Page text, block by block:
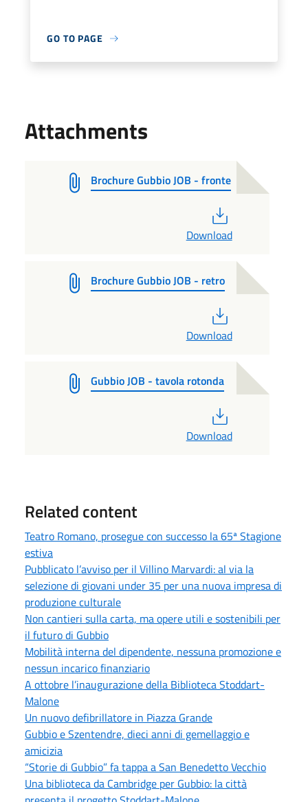
GO TO PAGE
Attachments
Brochure Gubbio JOB - fronte
Download
Brochure Gubbio JOB - retro
Download
Gubbio JOB - tavola rotonda
Download
Related content
Teatro Romano, prosegue con successo la 65ª Stagione
estiva
Pubblicato l’avviso per il Villino Marvardi: al via la
selezione di giovani under 35 per una nuova impresa di
produzione culturale
Non cantieri sulla carta, ma opere utili e sostenibili per
il futuro di Gubbio
Mobilità interna del dipendente, nessuna promozione e
nessun incarico finanziario
A ottobre l’inaugurazione della Biblioteca Stoddart-
Malone
Un nuovo defibrillatore in Piazza Grande
Gubbio e Szentendre, dieci anni di gemellaggio e
amicizia
“Storie di Gubbio” fa tappa a San Benedetto Vecchio
Una biblioteca da Cambridge per Gubbio: la città